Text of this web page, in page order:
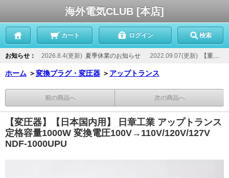
海外電気CLUB [本店]
カート ログイン 検索
お知らせ： 2026.8.4(更新) 夏季休業のお知らせ 2022.09.07(更新) 【重要】当店からのメールが届かないお客様へ
ホーム ＞変換プラグ・変圧器 ＞ アップトランス
前の商品へ 次の商品へ
【変圧器】【日本国内用】 日章工業 アップトランス
定格容量1000W 変換電圧100V→110V/120V/127V
NDF-1000UPU